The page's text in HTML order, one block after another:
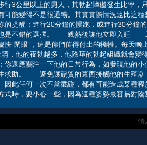
行3公里以上的男人，其勃起障礙發生比率，
可能變得不是很通暢。其實實際情況遠比這
醒：進行20分鐘的慢跑，或進行30分鐘的
也是不錯的選擇。 親熱後讓他立即入睡 原
快“閉眼”，這是你們值得付出的犧牲。每天
，他的夜勃越多，他陰莖的勃起組織就會變
應關注一下他的日常行為，如發現他的小
求助。 避免讓硬質的東西接觸他的生殖
因此任何一次不當戳碰，都有可能造成某
式時，要小心一些，因為這種姿勢最容易對陰
情